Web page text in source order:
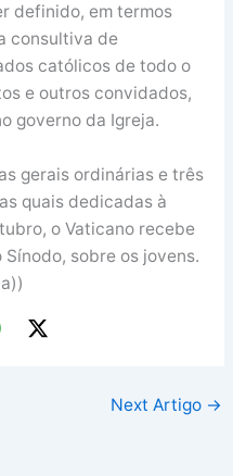
definido, em termos
consultiva de
católicos de todo o
e outros convidados,
governo da Igreja.
gerais ordinárias e três
quais dedicadas à
o Vaticano recebe
sobre os jovens.
Next Artigo →